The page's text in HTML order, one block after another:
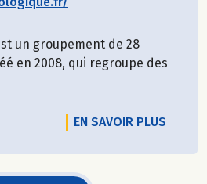
un groupement de 28
en 2008, qui regroupe des
EN SAVOIR PLUS